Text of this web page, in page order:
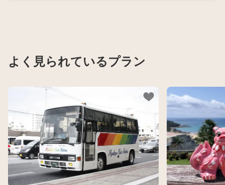
よく見られているプラン